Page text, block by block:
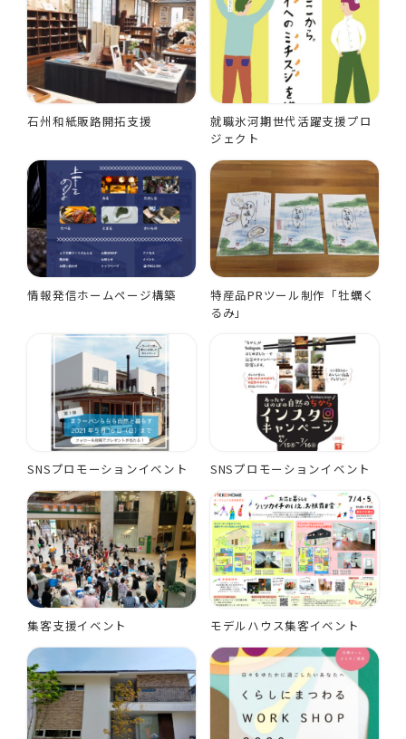
石州和紙販路開拓支援
就職氷河期世代活躍支援プロ
ジェクト
情報発信ホームページ構築
特産品PRツール制作「牡蠣く
るみ」
SNSプロモーションイベント SNSプロモーションイベント
集客支援イベント モデルハウス集客イベント